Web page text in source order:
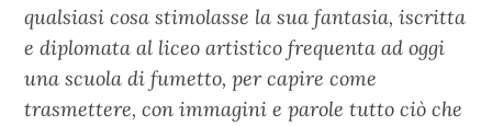
qualsiasi cosa stimolasse la sua fantasia, iscritta
e diplomata al liceo artistico frequenta ad oggi
una scuola di fumetto, per capire come
trasmettere, con immagini e parole tutto ciò che